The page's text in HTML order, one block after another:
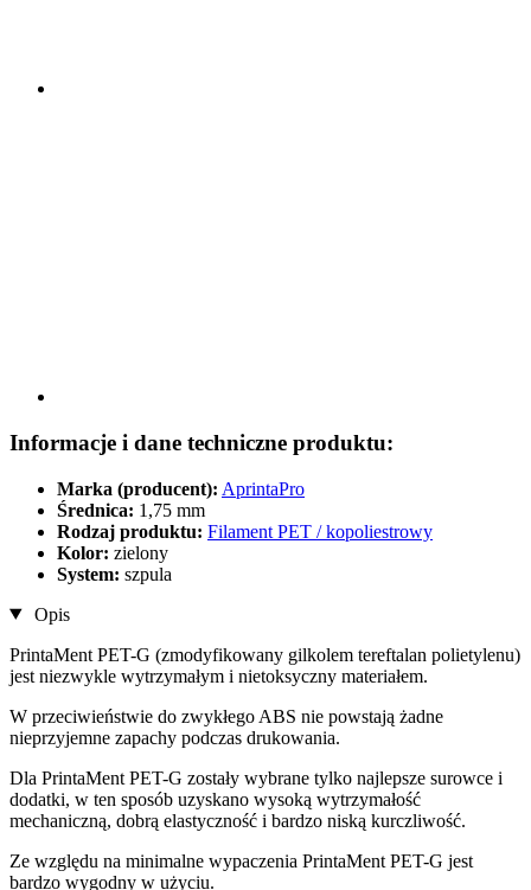
Informacje i dane techniczne produktu:
Marka (producent): AprintaPro
Średnica: 1,75 mm
Rodzaj produktu: Filament PET / kopoliestrowy
Kolor: zielony
System: szpula
Opis
PrintaMent PET-G (zmodyfikowany gilkolem tereftalan polietylenu)
jest niezwykle wytrzymałym i nietoksyczny materiałem.
W przeciwieństwie do zwykłego ABS nie powstają żadne
nieprzyjemne zapachy podczas drukowania.
Dla PrintaMent PET-G zostały wybrane tylko najlepsze surowce i
dodatki, w ten sposób uzyskano wysoką wytrzymałość
mechaniczną, dobrą elastyczność i bardzo niską kurczliwość.
Ze względu na minimalne wypaczenia PrintaMent PET-G jest
bardzo wygodny w użyciu.